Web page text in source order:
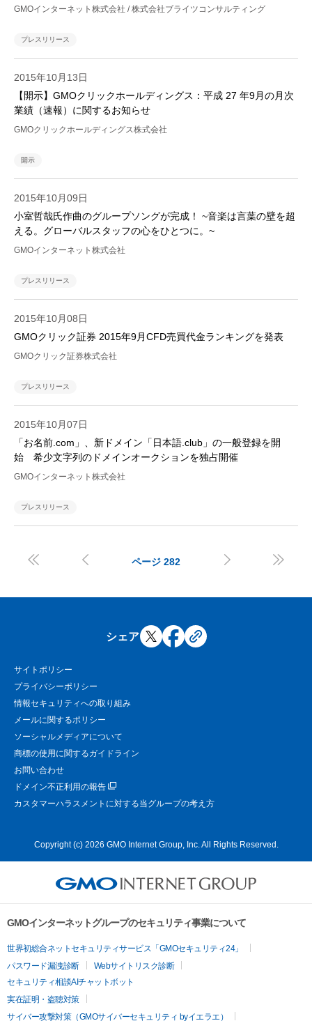
GMOインターネット株式会社 / 株式会社ブライツコンサルティング
プレスリリース
2015年10月13日
【開示】GMOクリックホールディングス：平成 27 年9月の月次
業績（速報）に関するお知らせ
GMOクリックホールディングス株式会社
開示
2015年10月09日
小室哲哉氏作曲のグループソングが完成！ ~音楽は言葉の壁を超
える。グローバルスタッフの心をひとつに。~
GMOインターネット株式会社
プレスリリース
2015年10月08日
GMOクリック証券 2015年9月CFD売買代金ランキングを発表
GMOクリック証券株式会社
プレスリリース
2015年10月07日
「お名前.com」、新ドメイン「日本語.club」の一般登録を開
始 希少文字列のドメインオークションを独占開催
GMOインターネット株式会社
プレスリリース
  ページ 282  
シェア
サイトポリシー
プライバシーポリシー
情報セキュリティへの取り組み
メールに関するポリシー
ソーシャルメディアについて
商標の使用に関するガイドライン
お問い合わせ
ドメイン不正利用の報告
カスタマーハラスメントに対する当グループの考え方
Copyright (c) 2026 GMO Internet Group, Inc. All Rights Reserved.
GMOインターネットグループのセキュリティ事業について
世界初総合ネットセキュリティサービス「GMOセキュリティ24」
パスワード漏洩診断
Webサイトリスク診断
セキュリティ相談AIチャットボット
実在証明・盗聴対策
サイバー攻撃対策（GMOサイバーセキュリティ byイエラエ）